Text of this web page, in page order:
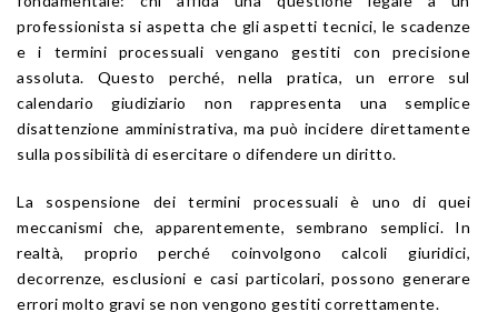
professionista si aspetta che gli aspetti tecnici, le scadenze
e i termini processuali vengano gestiti con precisione
assoluta. Questo perché, nella pratica, un errore sul
calendario giudiziario non rappresenta una semplice
disattenzione amministrativa, ma può incidere direttamente
sulla possibilità di esercitare o difendere un diritto.
La sospensione dei termini processuali è uno di quei
meccanismi che, apparentemente, sembrano semplici. In
realtà, proprio perché coinvolgono calcoli giuridici,
decorrenze, esclusioni e casi particolari, possono generare
errori molto gravi se non vengono gestiti correttamente.